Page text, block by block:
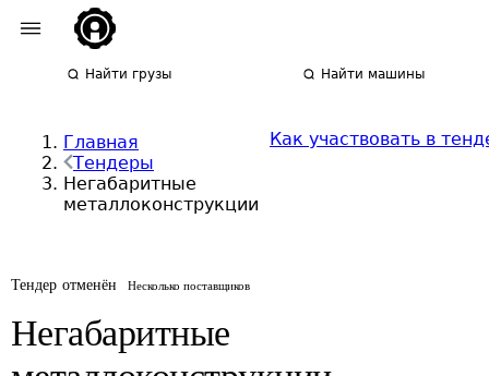
Найти грузы Найти машины
Главная
Тендеры
Негабаритные
металлоконструкции
Как участвовать в
Тендер отменён Несколько поставщиков
Негабаритные